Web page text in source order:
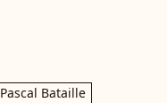
Pascal Bataille